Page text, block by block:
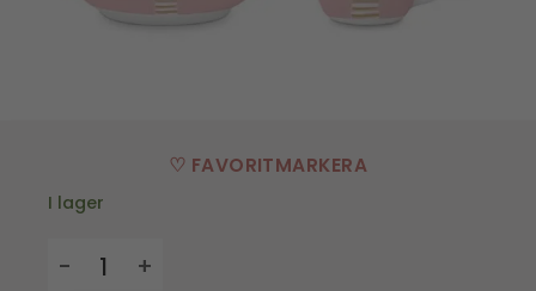
♡ FAVORITMARKERA
I lager